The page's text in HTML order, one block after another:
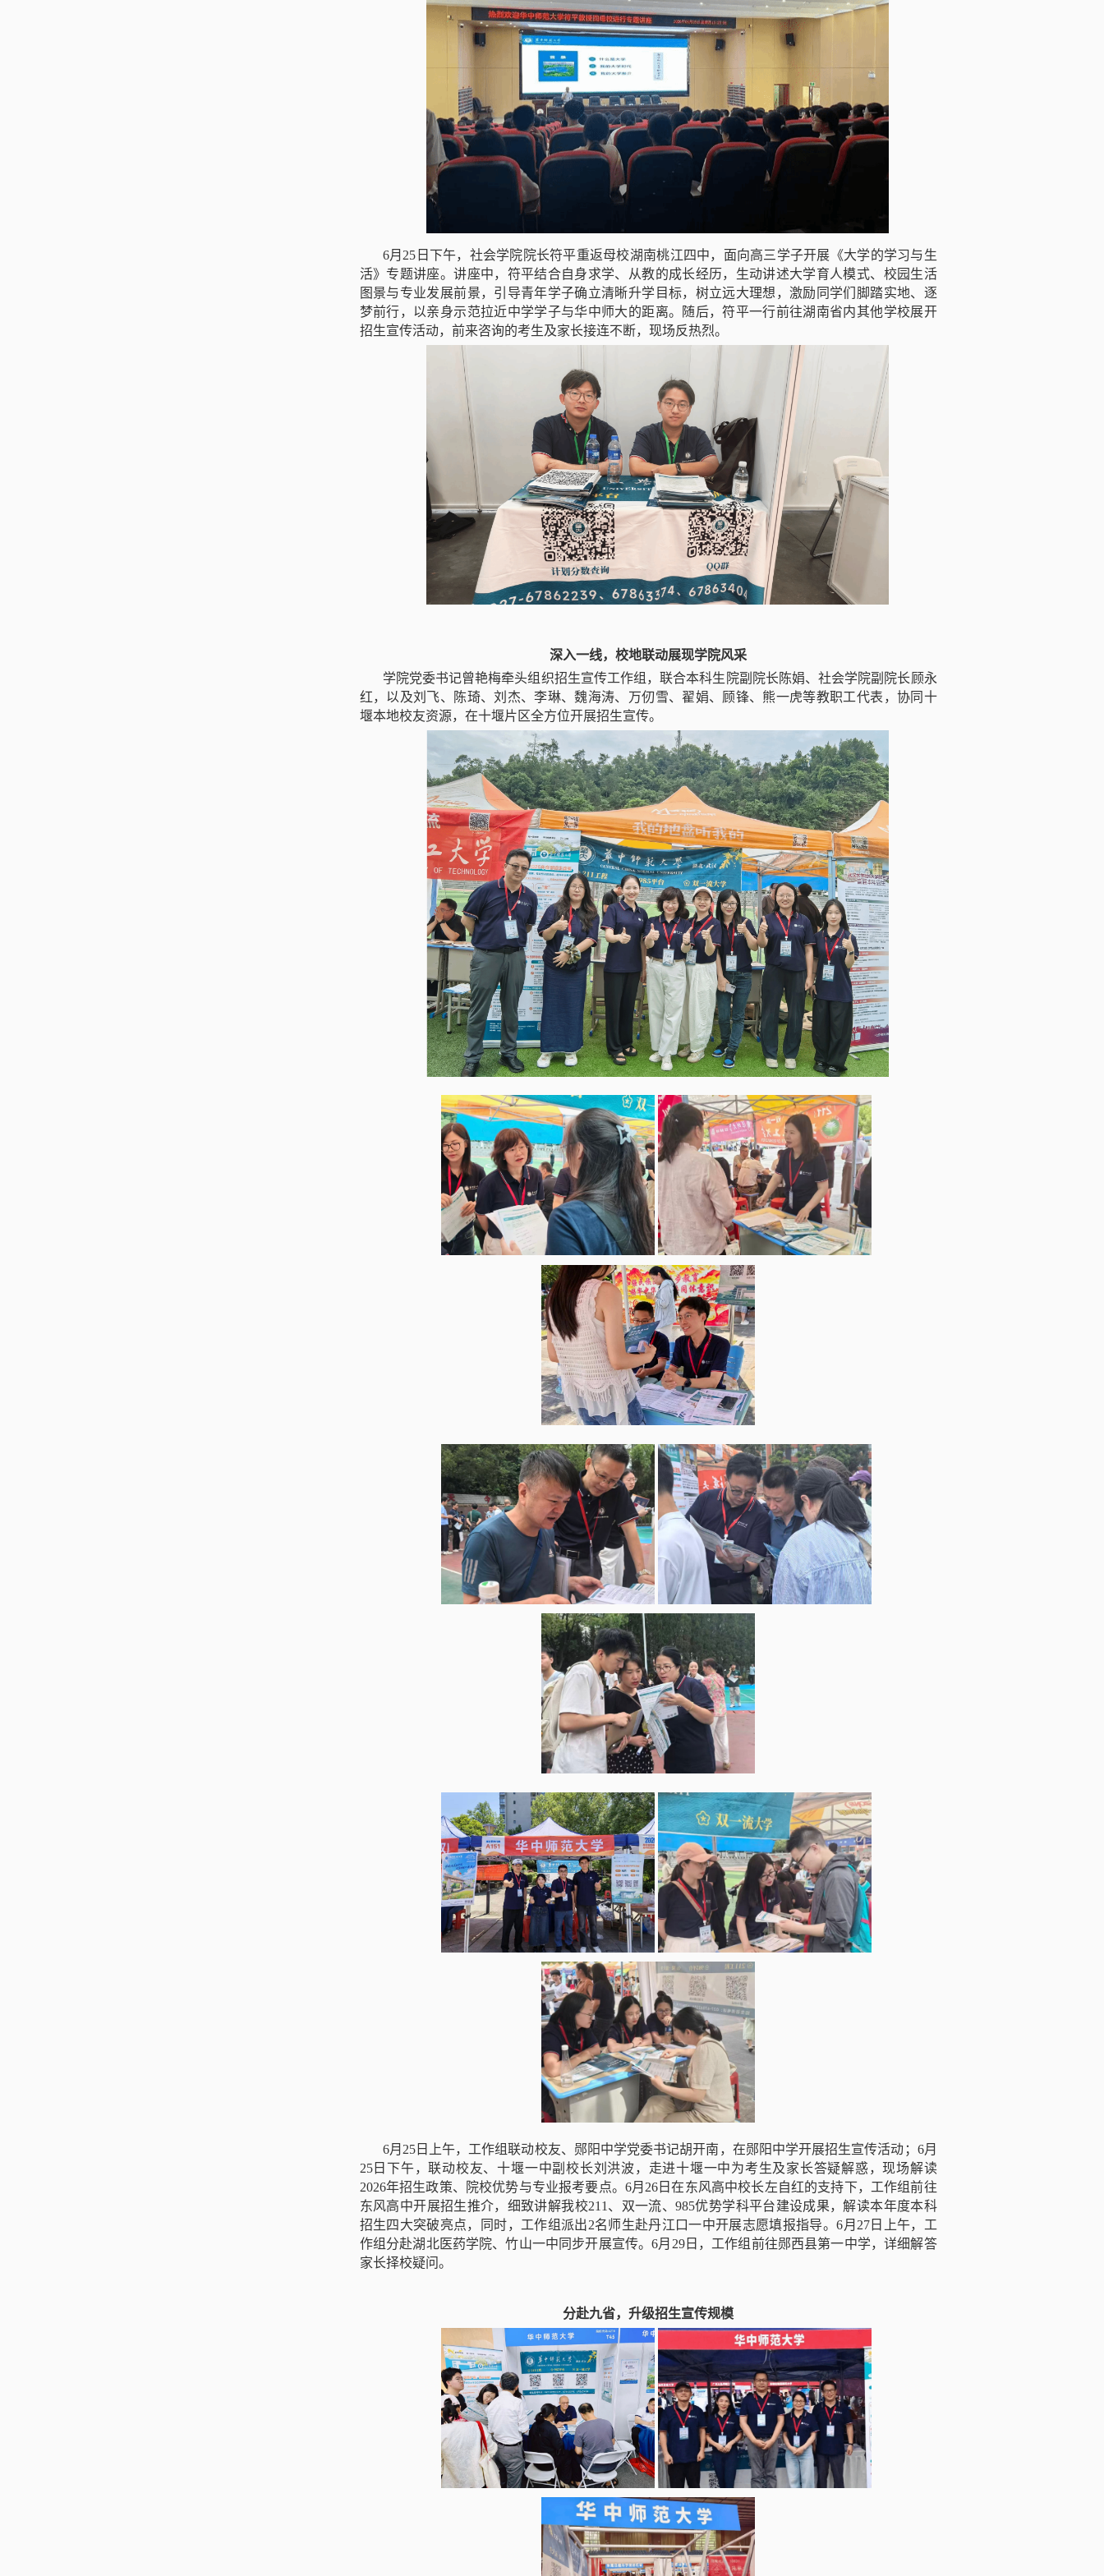
6月25日下午，社会学院院长符平重返母校湖南桃江四中，面向高三学子开展《大学的学习与生
活》专题讲座。讲座中，符平结合自身求学、从教的成长经历，生动讲述大学育人模式、校园生活
图景与专业发展前景，引导青年学子确立清晰升学目标，树立远大理想，激励同学们脚踏实地、逐
梦前行，以亲身示范拉近中学学子与华中师大的距离。随后，符平一行前往湖南省内其他学校展开
招生宣传活动，前来咨询的考生及家长接连不断，现场反热烈。
深入一线，校地联动展现学院风采
学院党委书记曾艳梅牵头组织招生宣传工作组，联合本科生院副院长陈娟、社会学院副院长顾永
红，以及刘飞、陈琦、刘杰、李琳、魏海涛、万仞雪、翟娟、顾锋、熊一虎等教职工代表，协同十
堰本地校友资源，在十堰片区全方位开展招生宣传。
6月25日上午，工作组联动校友、郧阳中学党委书记胡开南，在郧阳中学开展招生宣传活动；6月
25日下午，联动校友、十堰一中副校长刘洪波，走进十堰一中为考生及家长答疑解惑，现场解读
2026年招生政策、院校优势与专业报考要点。6月26日在东风高中校长左自红的支持下，工作组前往
东风高中开展招生推介，细致讲解我校211、双一流、985优势学科平台建设成果，解读本年度本科
招生四大突破亮点，同时，工作组派出2名师生赴丹江口一中开展志愿填报指导。6月27日上午，工
作组分赴湖北医药学院、竹山一中同步开展宣传。6月29日，工作组前往郧西县第一中学，详细解答
家长择校疑问。
分赴九省，升级招生宣传规模